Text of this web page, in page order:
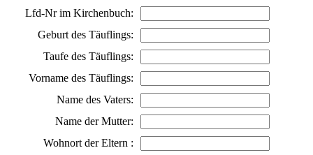
Lfd-Nr im Kirchenbuch:
Geburt des Täuflings:
Taufe des Täuflings:
Vorname des Täuflings:
Name des Vaters:
Name der Mutter:
Wohnort der Eltern :